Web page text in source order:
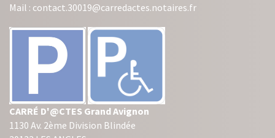
Mail : contact.30019@carredactes.notaires.fr
CARRÉ D'@CTES Grand Avignon
1130 Av. 2ème Division Blindée